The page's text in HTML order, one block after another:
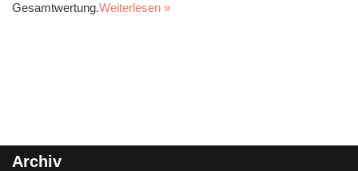
Gesamtwertung.Weiterlesen »
Archiv